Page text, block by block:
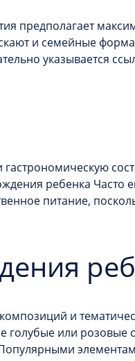
предполагает
и семейные
указывается
ребенка Часто
питание,
и
голубые или розовые